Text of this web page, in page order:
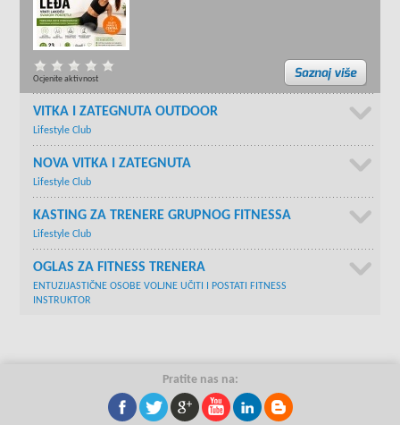
Ocjenite aktivnost
VITKA I ZATEGNUTA OUTDOOR
Lifestyle Club
NOVA VITKA I ZATEGNUTA
Lifestyle Club
KASTING ZA TRENERE GRUPNOG FITNESSA
Lifestyle Club
OGLAS ZA FITNESS TRENERA
ENTUZIJASTIČNE OSOBE VOLJNE UČITI I POSTATI FITNESS
INSTRUKTOR
Pratite nas na: